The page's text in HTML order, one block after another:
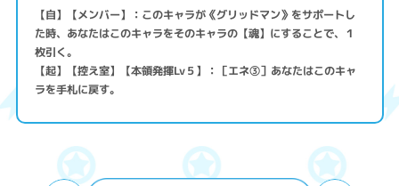
【自】【メンバー】：このキャラが《グリッドマン》をサポートし
た時、あなたはこのキャラをそのキャラの【魂】にすることで、１
枚引く。
【起】【控え室】【本領発揮Lv５】：［エネ③］あなたはこのキャ
ラを手札に戻す。